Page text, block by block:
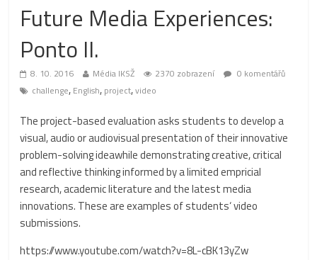
Future Media Experiences:
Ponto II.
8. 10. 2016 Média IKSŽ 2370 zobrazení
0 komentářů
challenge, English, project,video
The project-based evaluation asks students to develop a
visual, audio or audiovisual presentation of their innovative
problem-solving ideawhile demonstrating creative, critical
and reflective thinking informed by a limited empricial
research, academic literature and the latest media
innovations. These are examples of students‘ video
submissions.
https://www.youtube.com/watch?v=8L-cBK13yZw